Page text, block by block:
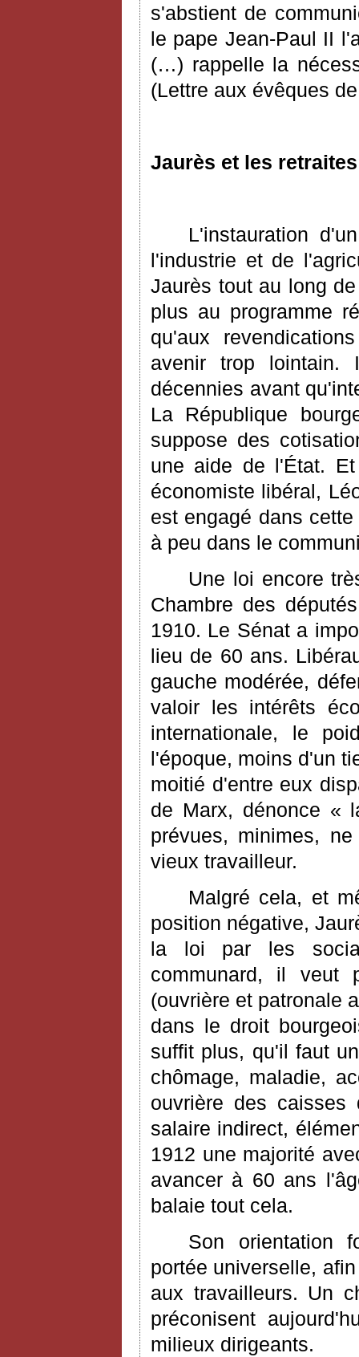
s'abstient de
le pape Jean-Paul II
(…) rappelle la
(Lettre aux évêques
Jaurès et les
L'instauration
l'industrie et de
Jaurès tout au long
plus au programme
qu'aux
avenir trop lointain.
décennies avant
La République
suppose des
une aide de l'État.
économiste libéral,
est engagé dans
à peu dans le
Une loi encore
Chambre des
1910. Le Sénat a
lieu de 60 ans.
gauche modérée,
valoir les intérêts
internationale, le
l'époque, moins d'un
moitié d'entre eux
de Marx, dénonce «
prévues, minimes,
vieux travailleur.
Malgré cela, et
position négative,
la loi par les
communard, il veut
(ouvrière et patronale
dans le droit
suffit plus, qu'il faut
chômage, maladie,
ouvrière des caisses
salaire indirect,
1912 une majorité
avancer à 60 ans
balaie tout cela.
Son orientation
portée universelle,
aux travailleurs. Un
préconisent
milieux dirigeants.